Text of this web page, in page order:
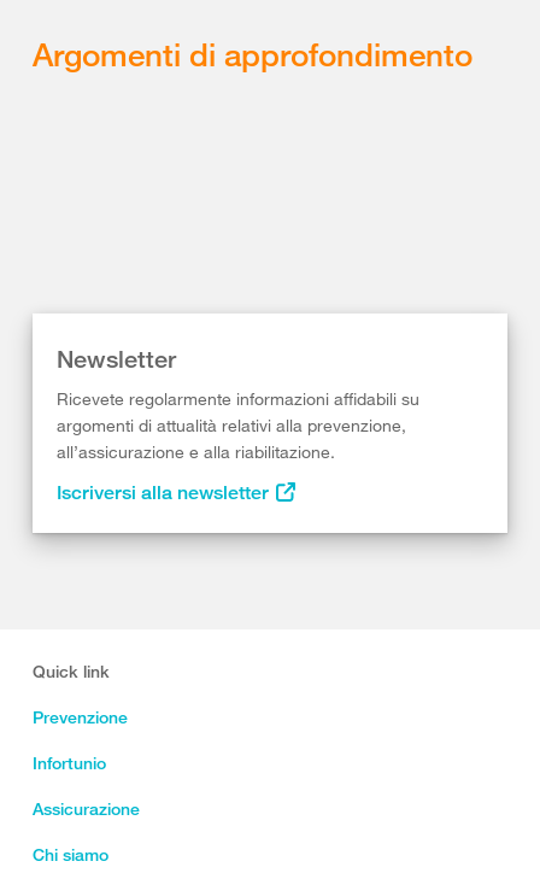
Argomenti di approfondimento
Newsletter
Ricevete regolarmente informazioni affidabili su
argomenti di attualità relativi alla prevenzione,
all’assicurazione e alla riabilitazione.
Iscriversi alla newsletter
Quick link
Prevenzione
Infortunio
Assicurazione
Chi siamo